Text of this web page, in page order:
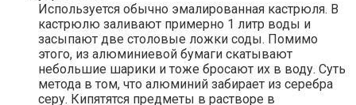
Используется обычно эмалированная кастрюля. В
кастрюлю заливают примерно 1 литр воды и
засыпают две столовые ложки соды. Помимо
этого, из алюминиевой бумаги скатывают
небольшие шарики и тоже бросают их в воду. Суть
метода в том, что алюминий забирает из серебра
серу. Кипятятся предметы в растворе в